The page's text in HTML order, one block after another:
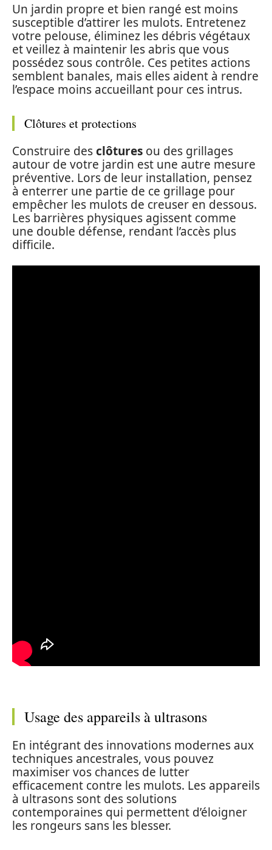
Un jardin propre et bien rangé est moins
susceptible d’attirer les mulots. Entretenez
votre pelouse, éliminez les débris végétaux
et veillez à maintenir les abris que vous
possédez sous contrôle. Ces petites actions
semblent banales, mais elles aident à rendre
l’espace moins accueillant pour ces intrus.
Clôtures et protections
Construire desclôtures ou des grillages
autour de votre jardin est une autre mesure
préventive. Lors de leur installation, pensez
à enterrer une partie de ce grillage pour
empêcher les mulots de creuser en dessous.
Les barrières physiques agissent comme
une double défense, rendant l’accès plus
difficile.
Usage des appareils à ultrasons
En intégrant des innovations modernes aux
techniques ancestrales, vous pouvez
maximiser vos chances de lutter
efficacement contre les mulots. Les appareils
à ultrasons sont des solutions
contemporaines qui permettent d’éloigner
les rongeurs sans les blesser.